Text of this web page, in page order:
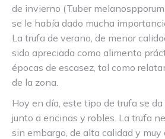
de invierno (Tuber
se le había dado mucha
La trufa de verano, de menor
sido apreciada como alimento
épocas de escasez, tal como
de la zona.
Hoy en día, este tipo de trufa se
junto a encinas y robles. La trufa
sin embargo, de alta calidad y muy